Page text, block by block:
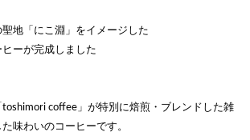
地「にこ淵」をイメージした
ーが完成しました
coffee」が特別に焙煎・ブレンドした雑
味わいのコーヒーです。